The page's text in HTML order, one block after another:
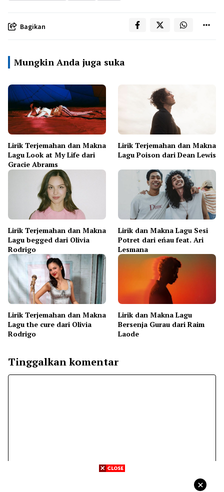
Bagikan
Mungkin Anda juga suka
Lirik Terjemahan dan Makna
Lagu Look at My Life dari
Gracie Abrams
Lirik Terjemahan dan Makna
Lagu Poison dari Dean Lewis
Lirik Terjemahan dan Makna
Lagu begged dari Olivia
Rodrigo
Lirik dan Makna Lagu Sesi
Potret dari eńau feat. Ari
Lesmana
Lirik Terjemahan dan Makna
Lagu the cure dari Olivia
Rodrigo
Lirik dan Makna Lagu
Bersenja Gurau dari Raim
Laode
Tinggalkan komentar
Komentar